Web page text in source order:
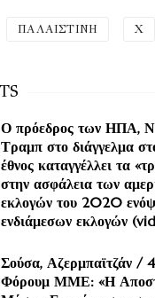
ΠΑΛΑΙΣΤΙΝΗ Χ
Ο πρόεδρος των ΗΠΑ,
Τραμπ στο διάγγελμα
έθνος καταγγέλλει τα
στην ασφάλεια των
εκλογών του 2020
ενδιάμεσων εκλογών
Σούσα, Αζερμπαϊτζάν /
Φόρουμ ΜΜΕ: «Η